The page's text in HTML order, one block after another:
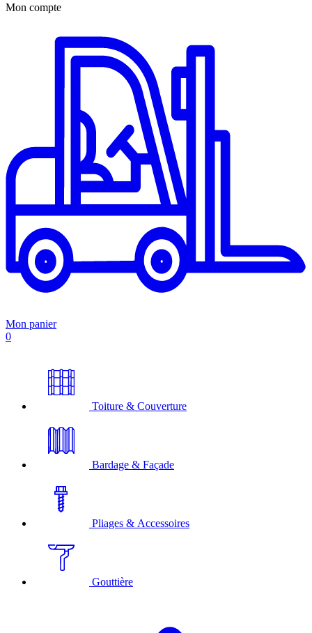
Mon compte
Mon panier
0
Toiture & Couverture
Bardage & Façade
Pliages & Accessoires
Gouttière